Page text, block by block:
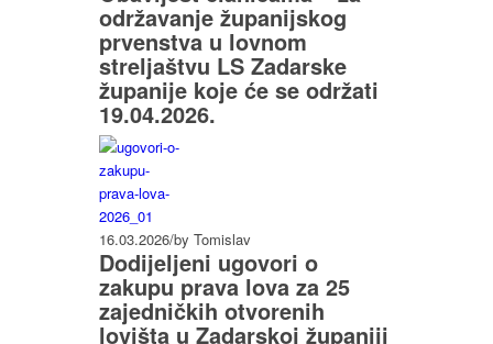
održavanje županijskog
prvenstva u lovnom
streljaštvu LS Zadarske
županije koje će se održati
19.04.2026.
16.03.2026/by Tomislav
Dodijeljeni ugovori o
zakupu prava lova za 25
zajedničkih otvorenih
lovišta u Zadarskoj županiji